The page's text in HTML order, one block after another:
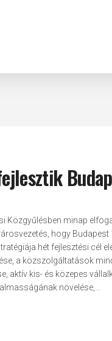
Közgyűlésben minap
hogy
hét fejlesztési cél
a közszolgáltatások
aktív kis- és közepes
növelése,...